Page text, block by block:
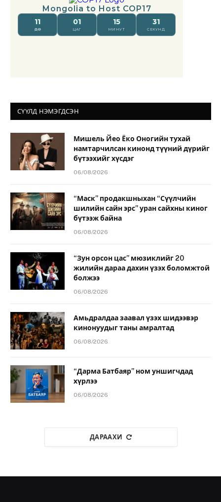
СҮҮЛД НЭМЭГДСЭН
Мишель Йео Ёко Оногийн тухай
намтарчилсан кинонд түүний дүрийг
бүтээхийг хүсдэг
06/08/2026
“Маск” продакшныхан “Сүүлчийн
шилийн сайн эрс” уран сайхны киног
бүтээж байна
06/08/2026
“Зун орсон цас” мюзиклийг 20
жилийн дараа дахин үзэх боломжтой
болжээ
06/08/2026
Амьдралдаа заавал үзэх шидээвэр
кинонуудыг таны амралтад
06/08/2026
“Дарма Батбаяр” ном уншигчдад
хүрлээ
06/08/2026
ДАРААХИ